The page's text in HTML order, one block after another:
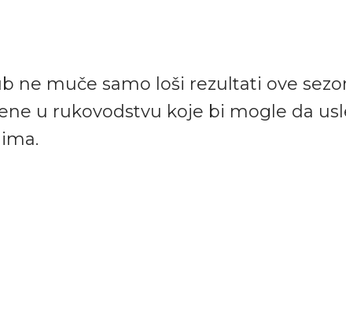
ne muče samo loši rezultati ove
u rukovodstvu koje bi mogle da